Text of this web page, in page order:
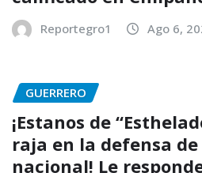
Reportegro1 Ago 6,
GUERRERO
¡Estanos de
raja en la defensa
nacional! Le